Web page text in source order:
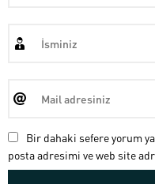
Bir dahaki sefere yorum
posta adresimi ve web site